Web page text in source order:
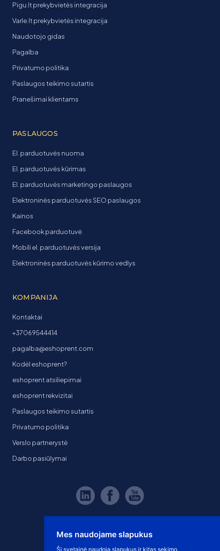
Mes naudojame slapukus
Ši svetainė naudoja slapukus ir kitas sekimo
Pigu.lt prekybvietės integracija
Varle.lt prekybvietės integracija
Naudotojo gidas
Pagalba
Privatumo politika
Paslaugos teikimo sutartis
Pranešimai klientams
PASLAUGOS
El. parduotuvės nuoma
El. parduotuvės kūrimas
El. parduotuvės marketingo paslaugos
Elektroninės parduotuvės SEO paslaugos
Kainos
Facebook parduotuvė
Mobili el. parduotuvės versija
Elektroninės parduotuvės kūrimo vedlys
KOMPANIJA
Kontaktai
+37069544414
pagalba@eshoprent.com
Kodėl eshoprent?
eshoprent atsiliepimai
eshoprent rekvizitai
Paslaugos teikimo sutartis
Privatumo politika
Verslo partnerystė
Darbo pasiūlymai